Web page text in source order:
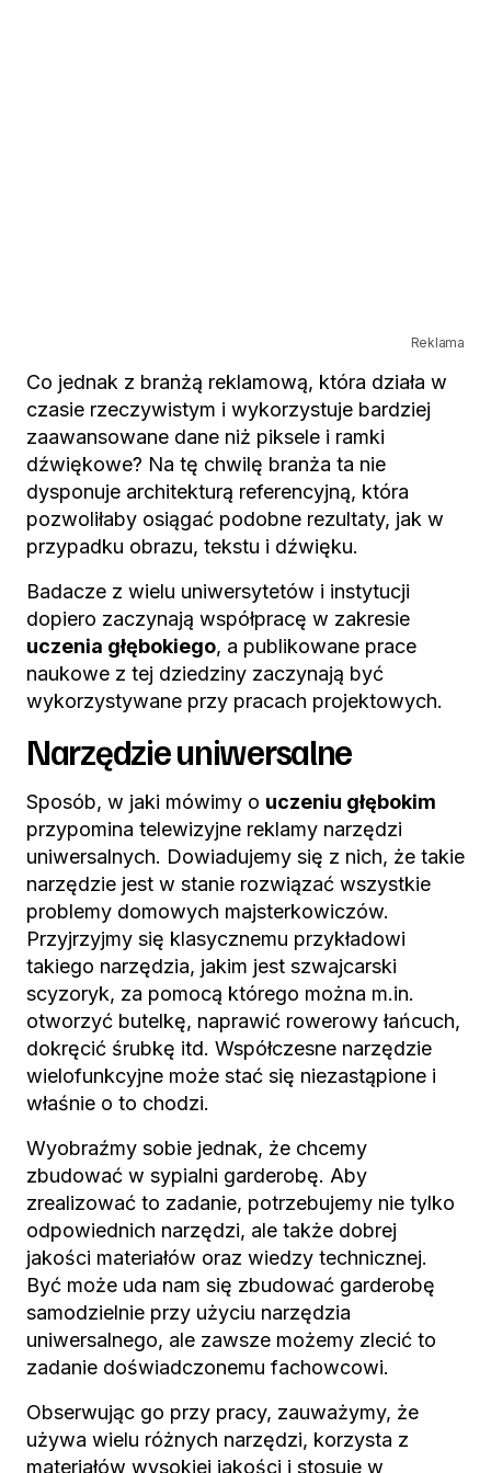
Reklama
Co jednak z branżą reklamową, która działa w
czasie rzeczywistym i wykorzystuje bardziej
zaawansowane dane niż piksele i ramki
dźwiękowe? Na tę chwilę branża ta nie
dysponuje architekturą referencyjną, która
pozwoliłaby osiągać podobne rezultaty, jak w
przypadku obrazu, tekstu i dźwięku.
Badacze z wielu uniwersytetów i instytucji
dopiero zaczynają współpracę w zakresie
uczenia głębokiego, a publikowane prace
naukowe z tej dziedziny zaczynają być
wykorzystywane przy pracach projektowych.
Narzędzie uniwersalne
Sposób, w jaki mówimy o uczeniu głębokim
przypomina telewizyjne reklamy narzędzi
uniwersalnych. Dowiadujemy się z nich, że takie
narzędzie jest w stanie rozwiązać wszystkie
problemy domowych majsterkowiczów.
Przyjrzyjmy się klasycznemu przykładowi
takiego narzędzia, jakim jest szwajcarski
scyzoryk, za pomocą którego można m.in.
otworzyć butelkę, naprawić rowerowy łańcuch,
dokręcić śrubkę itd. Współczesne narzędzie
wielofunkcyjne może stać się niezastąpione i
właśnie o to chodzi.
Wyobraźmy sobie jednak, że chcemy
zbudować w sypialni garderobę. Aby
zrealizować to zadanie, potrzebujemy nie tylko
odpowiednich narzędzi, ale także dobrej
jakości materiałów oraz wiedzy technicznej.
Być może uda nam się zbudować garderobę
samodzielnie przy użyciu narzędzia
uniwersalnego, ale zawsze możemy zlecić to
zadanie doświadczonemu fachowcowi.
Obserwując go przy pracy, zauważymy, że
używa wielu różnych narzędzi, korzysta z
materiałów wysokiej jakości i stosuje w